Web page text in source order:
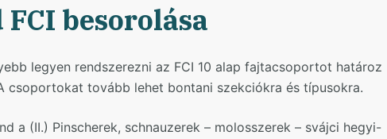
besorolása
legyen rendszerezni az FCI 10 alap fajtacsoportot határoz
csoportokat tovább lehet bontani szekciókra és típusokra.
a (II.) Pinscherek, schnauzerek – molosszerek – svájci hegyi-